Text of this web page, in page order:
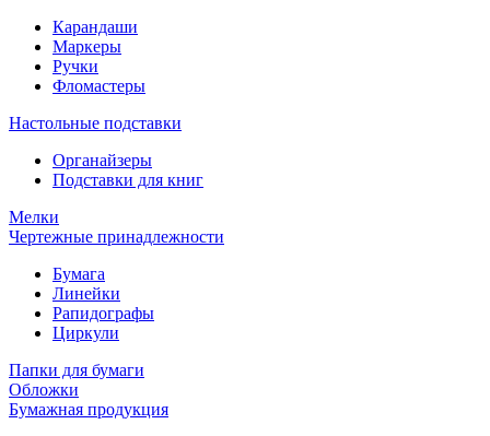
Карандаши
Маркеры
Ручки
Фломастеры
Настольные подставки
Органайзеры
Подставки для книг
Мелки
Чертежные принадлежности
Бумага
Линейки
Рапидографы
Циркули
Папки для бумаги
Обложки
Бумажная продукция